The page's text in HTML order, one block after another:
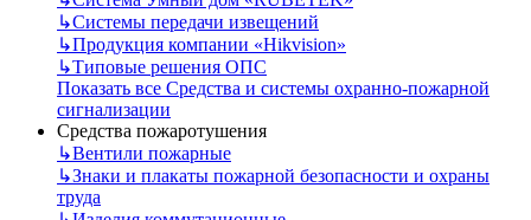
↳Системы передачи извещений
↳Продукция компании «Hikvision»
↳Типовые решения ОПС
Показать все Средства и системы охранно-пожарной
сигнализации
Средства пожаротушения
↳Вентили пожарные
↳Знаки и плакаты пожарной безопасности и охраны
труда